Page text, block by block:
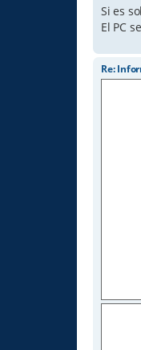
Si es
El PC
Re: